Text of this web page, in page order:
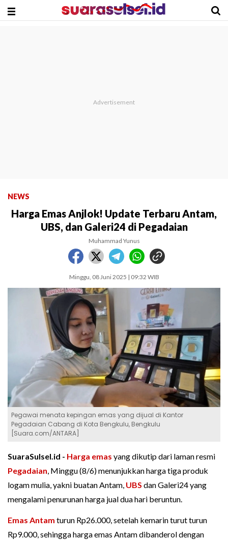
NEWS
Harga Emas Anjlok! Update Terbaru Antam,
UBS, dan Galeri24 di Pegadaian
Muhammad Yunus
Minggu, 08 Juni 2025 | 09:32 WIB
Pegawai menata kepingan emas yang dijual di Kantor
Pegadaian Cabang di Kota Bengkulu, Bengkulu
[Suara.com/ANTARA]
SuaraSulsel.id - Harga emas yang dikutip dari laman resmi
Pegadaian, Minggu (8/6) menunjukkan harga tiga produk
logam mulia, yakni buatan Antam, UBS dan Galeri24 yang
mengalami penurunan harga jual dua hari beruntun.
Emas Antam turun Rp26.000, setelah kemarin turut turun
Rp9.000, sehingga harga emas Antam dibanderol dengan